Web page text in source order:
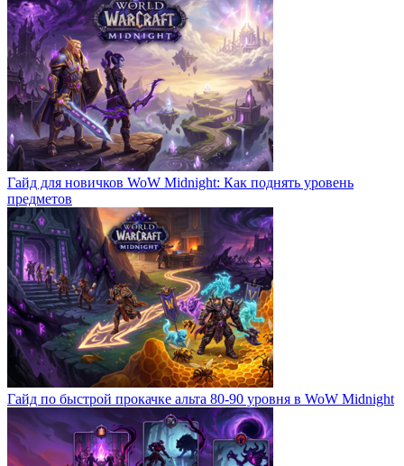
Гайд для новичков WoW Midnight: Как поднять уровень
предметов
Гайд по быстрой прокачке альта 80-90 уровня в WoW Midnight